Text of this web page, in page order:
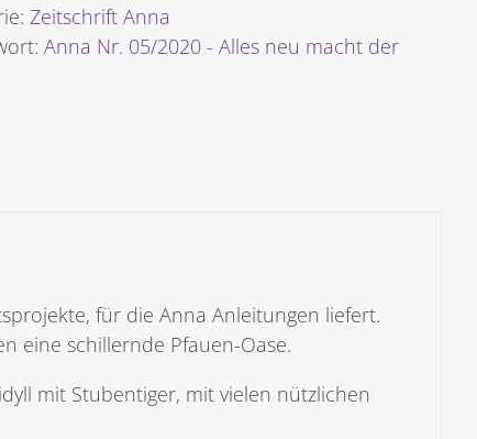
Zeitschrift Anna
Anna Nr. 05/2020 - Alles neu macht der
für die Anna Anleitungen liefert.
eine schillernde Pfauen-Oase.
mit Stubentiger, mit vielen nützlichen